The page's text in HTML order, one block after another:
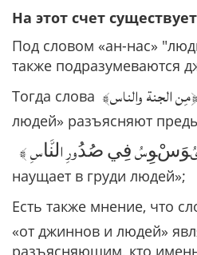
На этот счет
Под словом «ан-нас»
также подразумеваются
Тогда слова الجنة والناس﴾
людей» разъясняют
یُﻮَﺱْﻮِسُ ﻓِﻲ ﺻُﺪُورِ اﻟﻨﱠﺎسِ ﴾
наущает в груди людей»;
Есть также мнение, что
«от джиннов и людей»
разъясняющим, кто